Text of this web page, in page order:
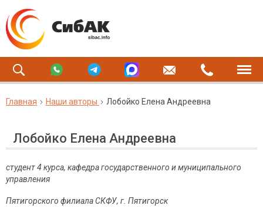
Главная Наши авторы Лобойко Елена Андреевна
Лобойко Елена Андреевна
студент 4 курса, кафедра государственного и муниципального
управления
Пятигорского филиала СКФУ, г. Пятигорск